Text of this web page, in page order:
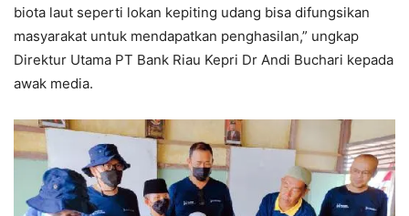
biota laut seperti lokan kepiting udang bisa difungsikan
masyarakat untuk mendapatkan penghasilan,” ungkap
Direktur Utama PT Bank Riau Kepri Dr Andi Buchari kepada
awak media.